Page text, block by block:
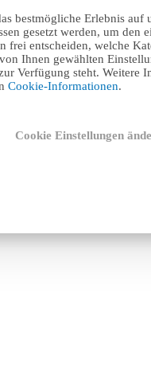
bestmögliche Erlebnis auf
gesetzt werden, um den
frei entscheiden, welche
Ihnen gewählten
Verfügung steht. Weitere
Cookie-Informationen.
Cookie Einstellungen